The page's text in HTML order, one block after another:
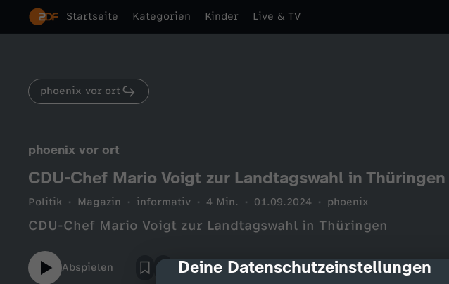
cmp-dialog-description
Deine Datenschutzeinstellungen
Startseite Kategorien Kinder Live & TV
phoenix vor ort
phoenix vor ort
CDU-Chef Mario Voigt zur Landtagswahl in Thüringen
Politik Magazin informativ 4 Min. 01.09.2024 phoenix
CDU-Chef Mario Voigt zur Landtagswahl in Thüringen
Abspielen